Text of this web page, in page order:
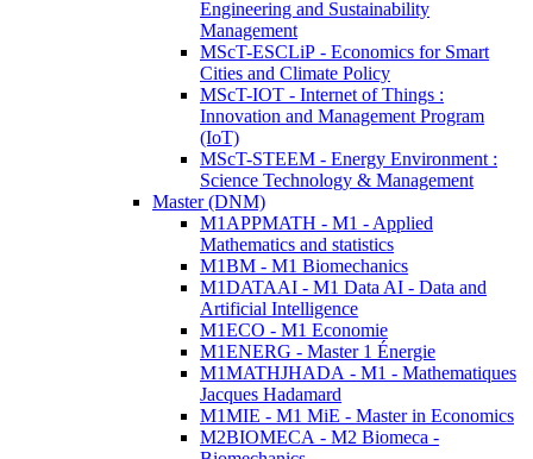
Engineering and Sustainability
Management
MScT-ESCLiP - Economics for Smart
Cities and Climate Policy
MScT-IOT - Internet of Things :
Innovation and Management Program
(IoT)
MScT-STEEM - Energy Environment :
Science Technology & Management
Master (DNM)
M1APPMATH - M1 - Applied
Mathematics and statistics
M1BM - M1 Biomechanics
M1DATAAI - M1 Data AI - Data and
Artificial Intelligence
M1ECO - M1 Economie
M1ENERG - Master 1 Énergie
M1MATHJHADA - M1 - Mathematiques
Jacques Hadamard
M1MIE - M1 MiE - Master in Economics
M2BIOMECA - M2 Biomeca -